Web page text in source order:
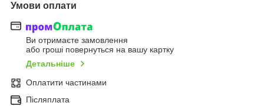
Умови оплати
Ви отримаєте замовлення
або гроші повернуться на вашу картку
Детальніше
Оплатити частинами
Післяплата